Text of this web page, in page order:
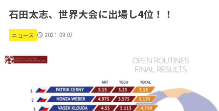
石田太志、世界大会に出場し4位！！
ニュース 2021.09.07